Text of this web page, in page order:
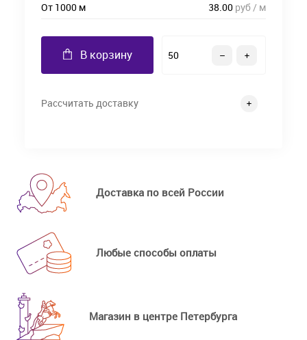
От 1000 м
38.00 руб / м
В корзину
Рассчитать доставку
Доставка по всей России
Любые способы оплаты
Магазин в центре Петербурга